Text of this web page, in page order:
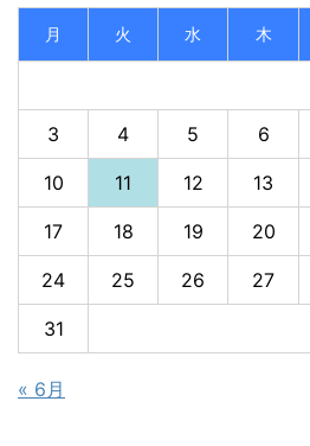
月 火 水 木
3 4 5 6
10 11 12 13
17 18 19 20
24 25 26 27
31
« 6月